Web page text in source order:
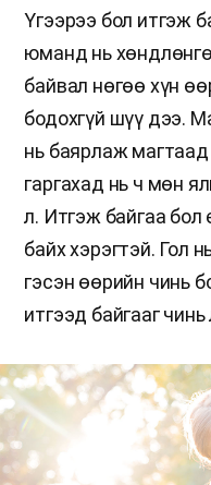
Үгээрээ бол итгэж
юманд нь
байвал нөгөө хүн
бодохгүй шүү дээ.
нь баярлаж
гаргахад нь ч мөн
л. Итгэж байгаа бол
байх хэрэгтэй. Гол
гэсэн өөрийн чинь
итгээд байгааг